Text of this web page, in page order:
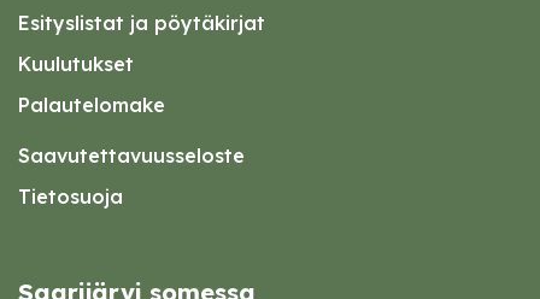
Esityslistat ja pöytäkirjat
Kuulutukset
Palautelomake
Saavutettavuusseloste
Tietosuoja
Saarijärvi somessa